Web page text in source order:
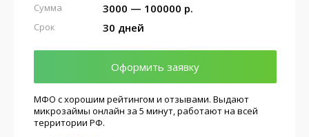
3000 — 100000 р.
Сумма
30 дней
Срок
Оформить заявку
МФО с хорошим рейтингом и отзывами. Выдают
микрозаймы онлайн за 5 минут, работают на всей
территории РФ.